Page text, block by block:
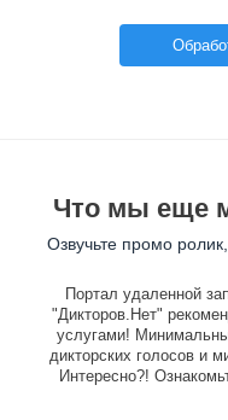
Что мы еще
Озвучьте промо
Портал удаленной
"Дикторов.Нет"
услугами!
дикторских голосов и
Интересно?!